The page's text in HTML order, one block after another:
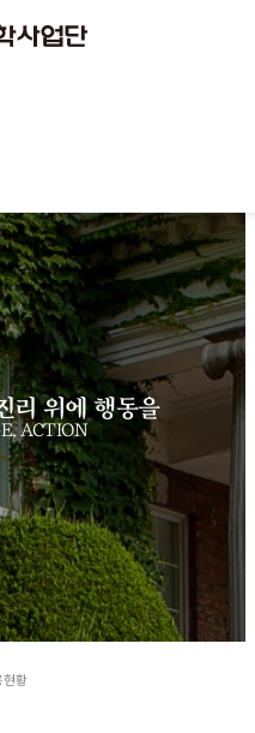
리 위에 행동을
ACTION
현황